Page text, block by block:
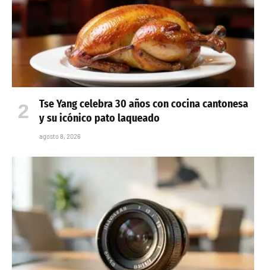
Tse Yang celebra 30 años con cocina cantonesa
y su icónico pato laqueado
agosto 8, 2026